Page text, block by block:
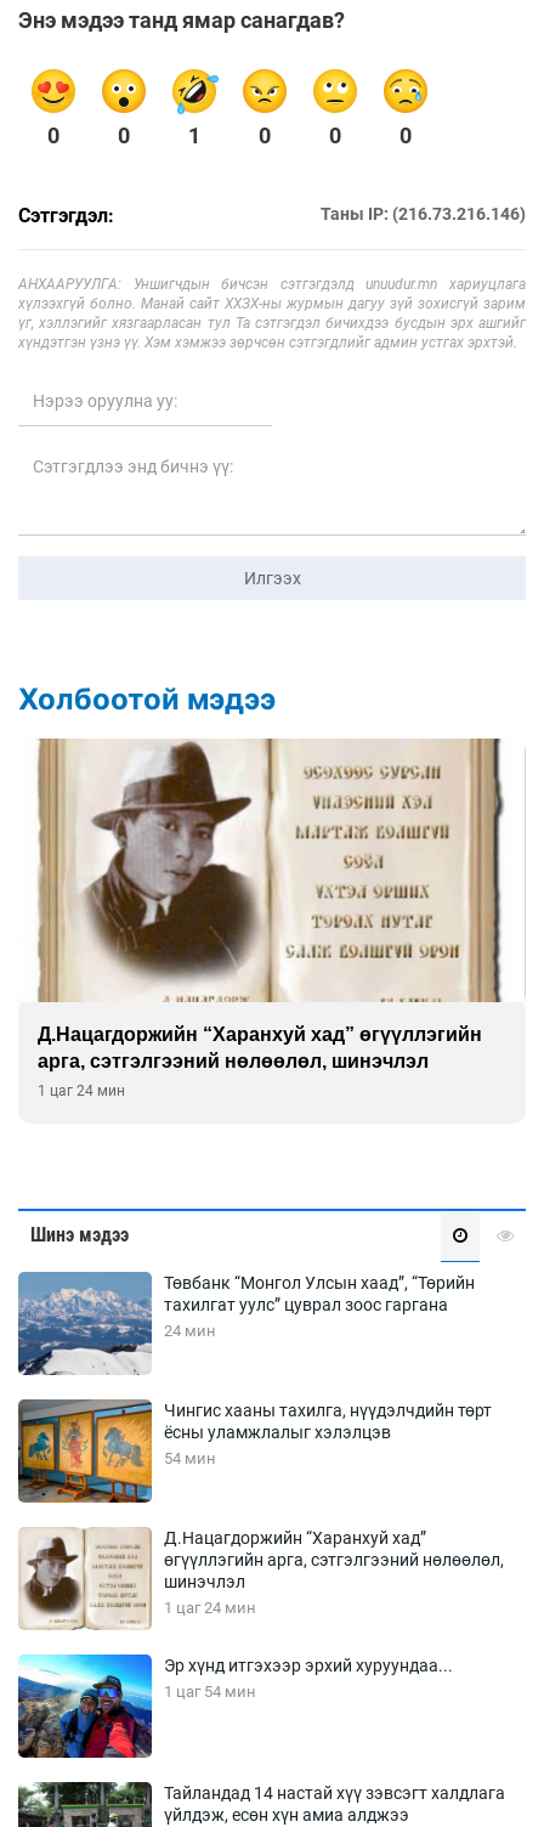
Энэ мэдээ танд ямар санагдав?
0 0 1 0 0 0
Сэтгэгдэл: Таны IP: (216.73.216.146)
АНХААРУУЛГА: Уншигчдын бичсэн сэтгэгдэлд unuudur.mn хариуцлага
хүлээхгүй болно. Манай сайт ХХЗХ-ны журмын дагуу зүй зохисгүй зарим
үг, хэллэгийг хязгаарласан тул Та сэтгэгдэл бичихдээ бусдын эрх ашгийг
хүндэтгэн үзнэ үү. Хэм хэмжээ зөрчсөн сэтгэгдлийг админ устгах эрхтэй.
Илгээх
Холбоотой мэдээ
Тайландад 14 настай хүү зэвсэгт халдлага
үйлдэж, есөн хүн амиа алджээ
2 цаг 24 мин
Шинэ мэдээ
Төвбанк “Монгол Улсын хаад”, “Төрийн
тахилгат уулс” цуврал зоос гаргана
24 мин
Чингис хааны тахилга, нүүдэлчдийн төрт
ёсны уламжлалыг хэлэлцэв
54 мин
Д.Нацагдоржийн “Харанхуй хад”
өгүүллэгийн арга, сэтгэлгээний нөлөөлөл,
шинэчлэл
1 цаг 24 мин
Эр хүнд итгэхээр эрхий хуруундаа...
1 цаг 54 мин
Тайландад 14 настай хүү зэвсэгт халдлага
үйлдэж, есөн хүн амиа алджээ